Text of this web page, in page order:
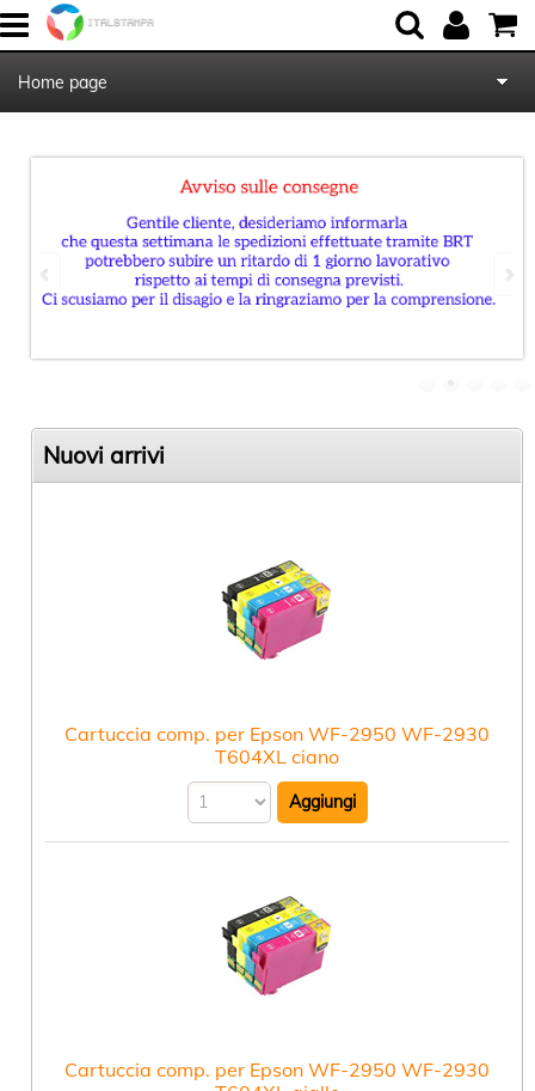
Home page
Blog
Nuovi arrivi
Cartuccia comp. per Epson WF-2950 WF-2930
T604XL ciano
Cartuccia comp. per Epson WF-2950 WF-2930